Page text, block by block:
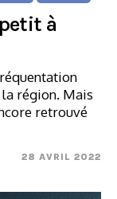
à
région. Mais
retrouvé
28 AVRIL 2022